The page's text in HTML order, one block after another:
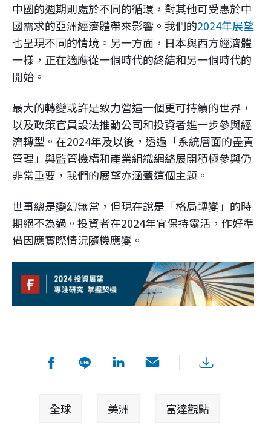
中國的週期則處於不同的循環，對其他可受惠於中
國需求的亞洲經濟體帶來影響。我們的2024年展望
也呈現不同的情境。另一方面，日本與西方經濟體
一樣，正在適應從一個時代的終結和另一個時代的
開始。
最大的轉變或許是致力營造一個更可持續的世界，
以及政策官員設法推動公司和投資者進一步參與經
濟轉型。在2024年及以後，透過「系統層面的盡責
管理」與監管機構和產業組織網絡展開積極參與仍
非常重要，我們的展望亦涵蓋這個主題。
世事總是變幻無常，但現在說是「格局轉變」的時
期絕不為過。投資者在2024年宜保持靈活，作好準
備因應實際情況隨機應變。
全球 美洲 富達觀點